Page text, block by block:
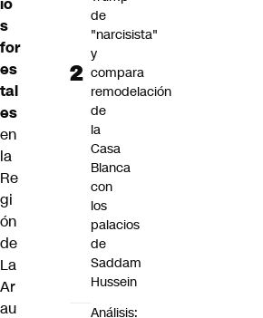
io
s
for
es
tal
es
en
la
Re
gi
ón
de
La
Ar
au
de
"narcisista"
y
compara
remodelación
de
la
Casa
Blanca
con
los
palacios
de
Saddam
Hussein
Análisis: